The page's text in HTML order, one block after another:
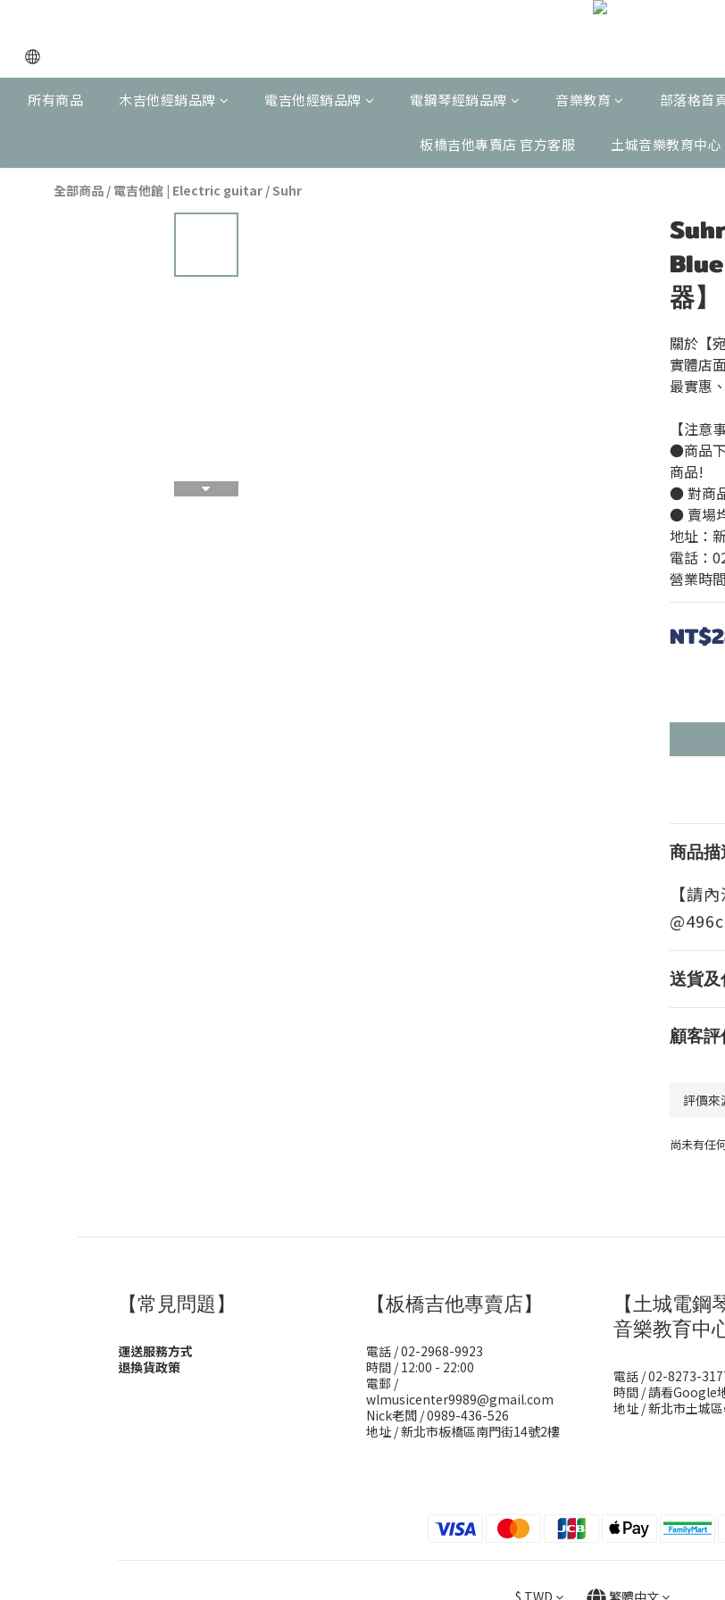
所有商品 木吉他經銷品牌 電吉他經銷品牌 電鋼琴經銷品牌 音樂教育 部落格首
板橋吉他專賣店 官方客服 土城音樂教育中心
全部商品 / 電吉他館 | Electric guitar / Suhr
器】
關於【
實體店
最實惠
【注意
●商品
商品!
● 對商
● 賣場
地址：
電話：
營業時
商品
【請
送貨
顧客
尚未有任
【常見問題】
運送服務方式
退換貨政策
【板橋吉他專賣店】
電話 / 02-2968-9923
時間 / 12:00 - 22:00
電郵 /
wlmusicenter9989@gmail.com
Nick老闆 / 0989-436-526
地址 / 新北市板橋區南門街14號2樓
【土城電
音樂教育中
電話 / 02-8273-
時間 / 請看Google
地址 / 新北市土城
$ TWD 繁體中文